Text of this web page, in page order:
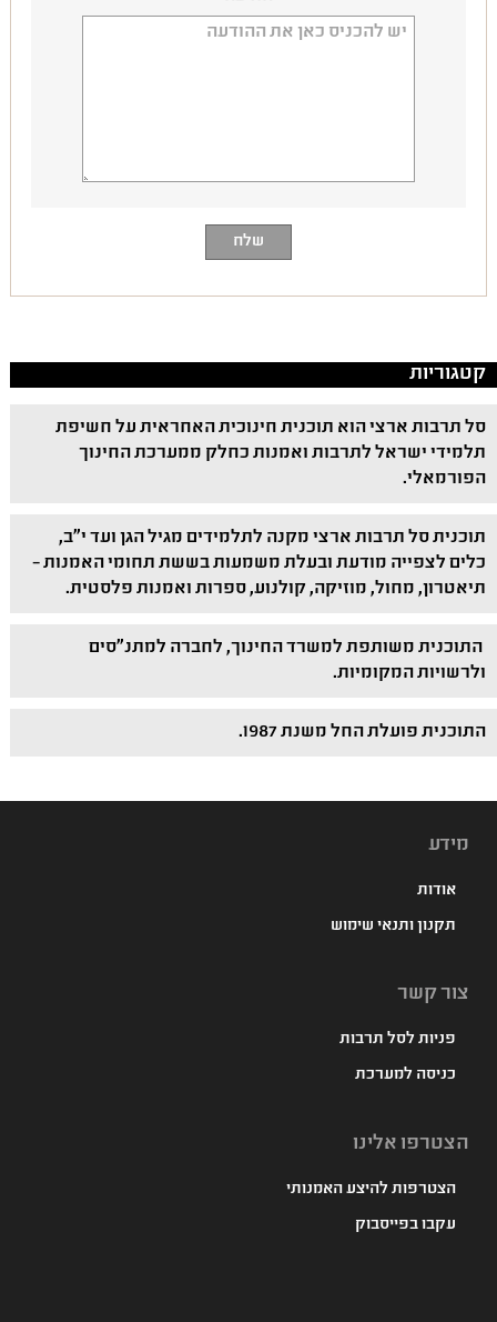
קטגוריות
סל תרבות ארצי הוא תוכנית חינוכית האחראית על חשיפת
תלמידי ישראל לתרבות ואמנות כחלק ממערכת החינוך
הפורמאלי.
תוכנית סל תרבות ארצי מקנה לתלמידים מגיל הגן ועד י"ב,
כלים לצפייה מודעת ובעלת משמעות בששת תחומי האמנות –
תיאטרון, מחול, מוזיקה, קולנוע, ספרות ואמנות פלסטית.
התוכנית משותפת למשרד החינוך, לחברה למתנ"סים
ולרשויות המקומיות.
התוכנית פועלת החל משנת 1987.
מידע
אודות
תקנון ותנאי שימוש
צור קשר
פניות לסל תרבות
כניסה למערכת
הצטרפו אלינו
הצטרפות להיצע האמנותי
עקבו בפייסבוק